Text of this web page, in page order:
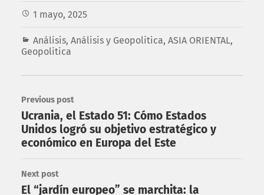
1 mayo, 2025
Análisis, Análisis y Geopolitica, ASIA ORIENTAL,
Geopolitica
Previous post
Ucrania, el Estado 51: Cómo Estados
Unidos logró su objetivo estratégico y
económico en Europa del Este
Next post
El “jardín europeo” se marchita: la